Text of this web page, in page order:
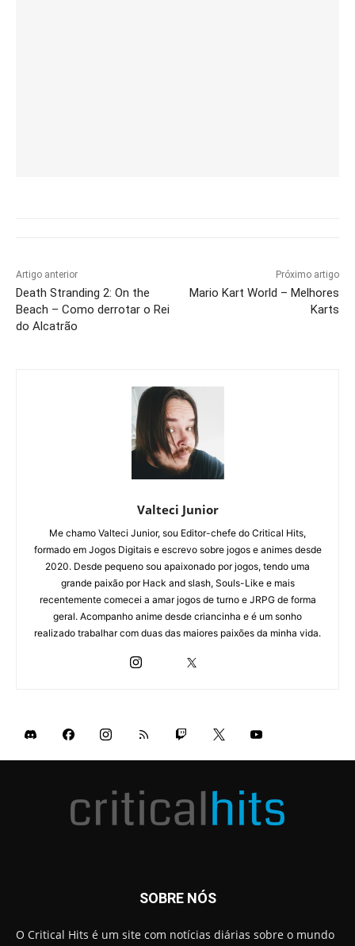
Artigo anterior
Death Stranding 2: On the
Beach – Como derrotar o Rei
do Alcatrão
Próximo artigo
Mario Kart World – Melhores
Karts
Valteci Junior
Me chamo Valteci Junior, sou Editor-chefe do Critical Hits,
formado em Jogos Digitais e escrevo sobre jogos e animes desde
2020. Desde pequeno sou apaixonado por jogos, tendo uma
grande paixão por Hack and slash, Souls-Like e mais
recentemente comecei a amar jogos de turno e JRPG de forma
geral. Acompanho anime desde criancinha e é um sonho
realizado trabalhar com duas das maiores paixões da minha vida.
SOBRE NÓS
O Critical Hits é um site com notícias diárias sobre o mundo